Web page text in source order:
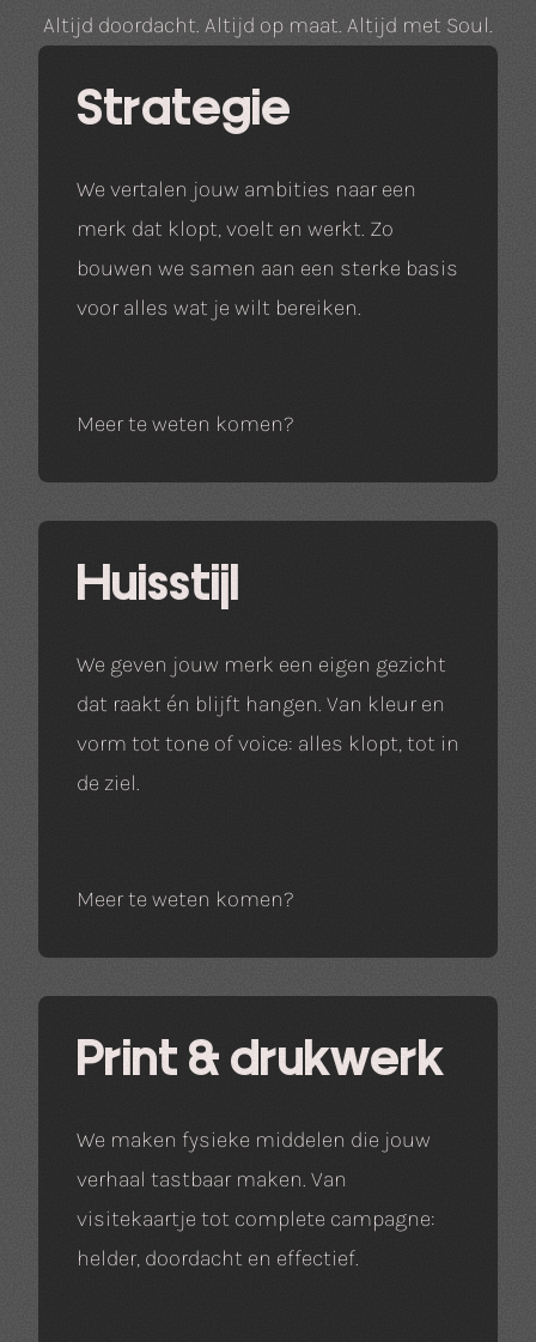
Altijd doordacht. Altijd op maat. Altijd met Soul.
Strategie
We vertalen jouw ambities naar een
merk dat klopt, voelt en werkt. Zo
bouwen we samen aan een sterke basis
voor alles wat je wilt bereiken.
Meer te weten komen?
Huisstijl
We geven jouw merk een eigen gezicht
dat raakt én blijft hangen. Van kleur en
vorm tot tone of voice: alles klopt, tot in
de ziel.
Meer te weten komen?
Print & drukwerk
We maken fysieke middelen die jouw
verhaal tastbaar maken. Van
visitekaartje tot complete campagne:
helder, doordacht en effectief.